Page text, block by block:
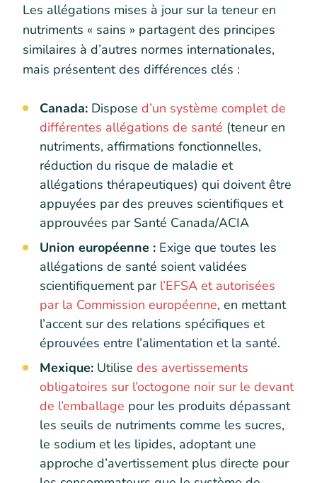
Les allégations mises à jour sur la teneur en
nutriments « sains » partagent des principes
similaires à d’autres normes internationales,
mais présentent des différences clés :
Canada: Dispose d’un système complet de
différentes allégations de santé (teneur en
nutriments, affirmations fonctionnelles,
réduction du risque de maladie et
allégations thérapeutiques) qui doivent être
appuyées par des preuves scientifiques et
approuvées par Santé Canada/ACIA
Union européenne : Exige que toutes les
allégations de santé soient validées
scientifiquement par l’EFSA et autorisées
par la Commission européenne, en mettant
l’accent sur des relations spécifiques et
éprouvées entre l’alimentation et la santé.
Mexique: Utilise des avertissements
obligatoires sur l’octogone noir sur le devant
de l’emballage pour les produits dépassant
les seuils de nutriments comme les sucres,
le sodium et les lipides, adoptant une
approche d’avertissement plus directe pour